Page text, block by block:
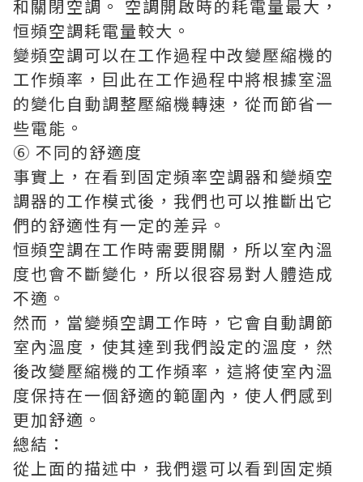
和關閉空調。 空調開啟時的耗電量最大，
恒頻空調耗電量較大。
變頻空調可以在工作過程中改變壓縮機的
工作頻率，囙此在工作過程中將根據室溫
的變化自動調整壓縮機轉速，從而節省一
些電能。
⑥ 不同的舒適度
事實上，在看到固定頻率空調器和變頻空
調器的工作模式後，我們也可以推斷出它
們的舒適性有一定的差异。
恒頻空調在工作時需要開關，所以室內溫
度也會不斷變化，所以很容易對人體造成
不適。
然而，當變頻空調工作時，它會自動調節
室內溫度，使其達到我們設定的溫度，然
後改變壓縮機的工作頻率，這將使室內溫
度保持在一個舒適的範圍內，使人們感到
更加舒適。
總結：
從上面的描述中，我們還可以看到固定頻